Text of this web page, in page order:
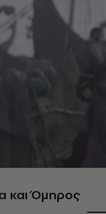
και Όμηρος